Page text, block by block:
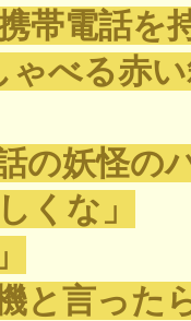
帯電話を
ゃべる赤
の妖怪の
くな」
と言っ